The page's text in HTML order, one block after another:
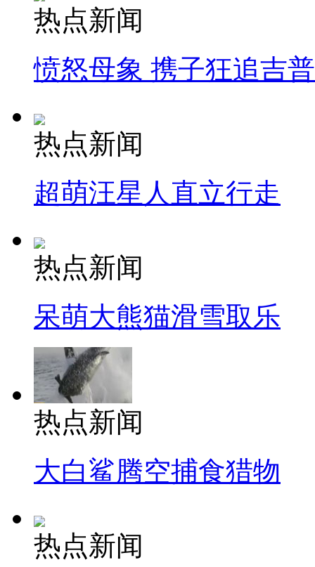
热点新闻
愤怒母象 携子狂追吉
热点新闻
超萌汪星人直立行走
热点新闻
呆萌大熊猫滑雪取乐
热点新闻
大白鲨腾空捕食猎物
热点新闻